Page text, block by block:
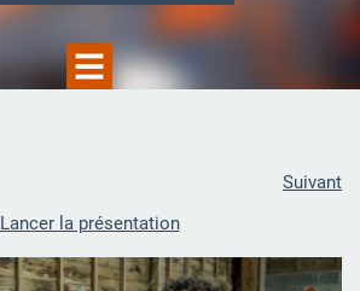
Suivant
Lancer la présentation